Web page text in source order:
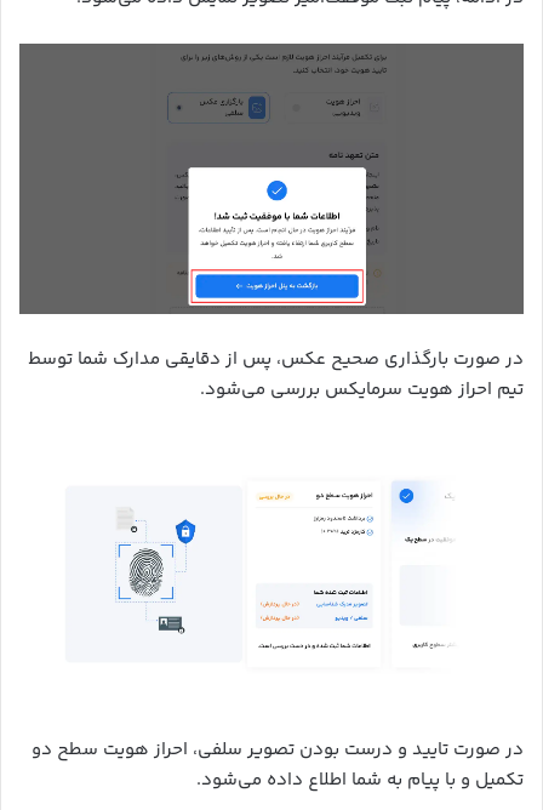
در صورت بارگذاری صحیح عکس، پس از دقایقی مدارک شما توسط
تیم احراز هویت سرمایکس بررسی می‌شود.
در صورت تایید و درست بودن تصویر سلفی، احراز هویت سطح دو
تکمیل و با پیام به شما اطلاع داده می‌شود.